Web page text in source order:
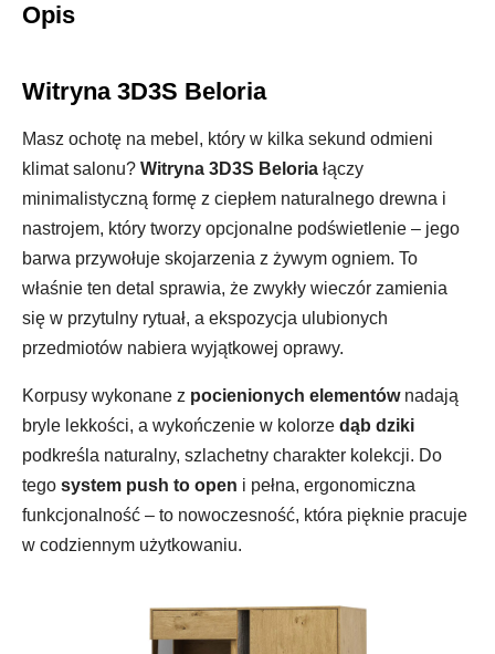
Opis
Witryna 3D3S Beloria
Masz ochotę na mebel, który w kilka sekund odmieni
klimat salonu? Witryna 3D3S Beloria łączy
minimalistyczną formę z ciepłem naturalnego drewna i
nastrojem, który tworzy opcjonalne podświetlenie – jego
barwa przywołuje skojarzenia z żywym ogniem. To
właśnie ten detal sprawia, że zwykły wieczór zamienia
się w przytulny rytuał, a ekspozycja ulubionych
przedmiotów nabiera wyjątkowej oprawy.
Korpusy wykonane z pocienionych elementównadają
bryle lekkości, a wykończenie w kolorze dąb dziki
podkreśla naturalny, szlachetny charakter kolekcji. Do
tego system push to open i pełna, ergonomiczna
funkcjonalność – to nowoczesność, która pięknie pracuje
w codziennym użytkowaniu.